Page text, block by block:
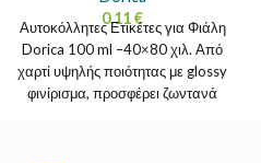
0.11€
Αυτοκόλλητες Ετικέτες για Φιάλη
Dorica 100 ml –40×80 χιλ. Από
χαρτί υψηλής ποιότητας με glossy
φινίρισμα, προσφέρει ζωντανά